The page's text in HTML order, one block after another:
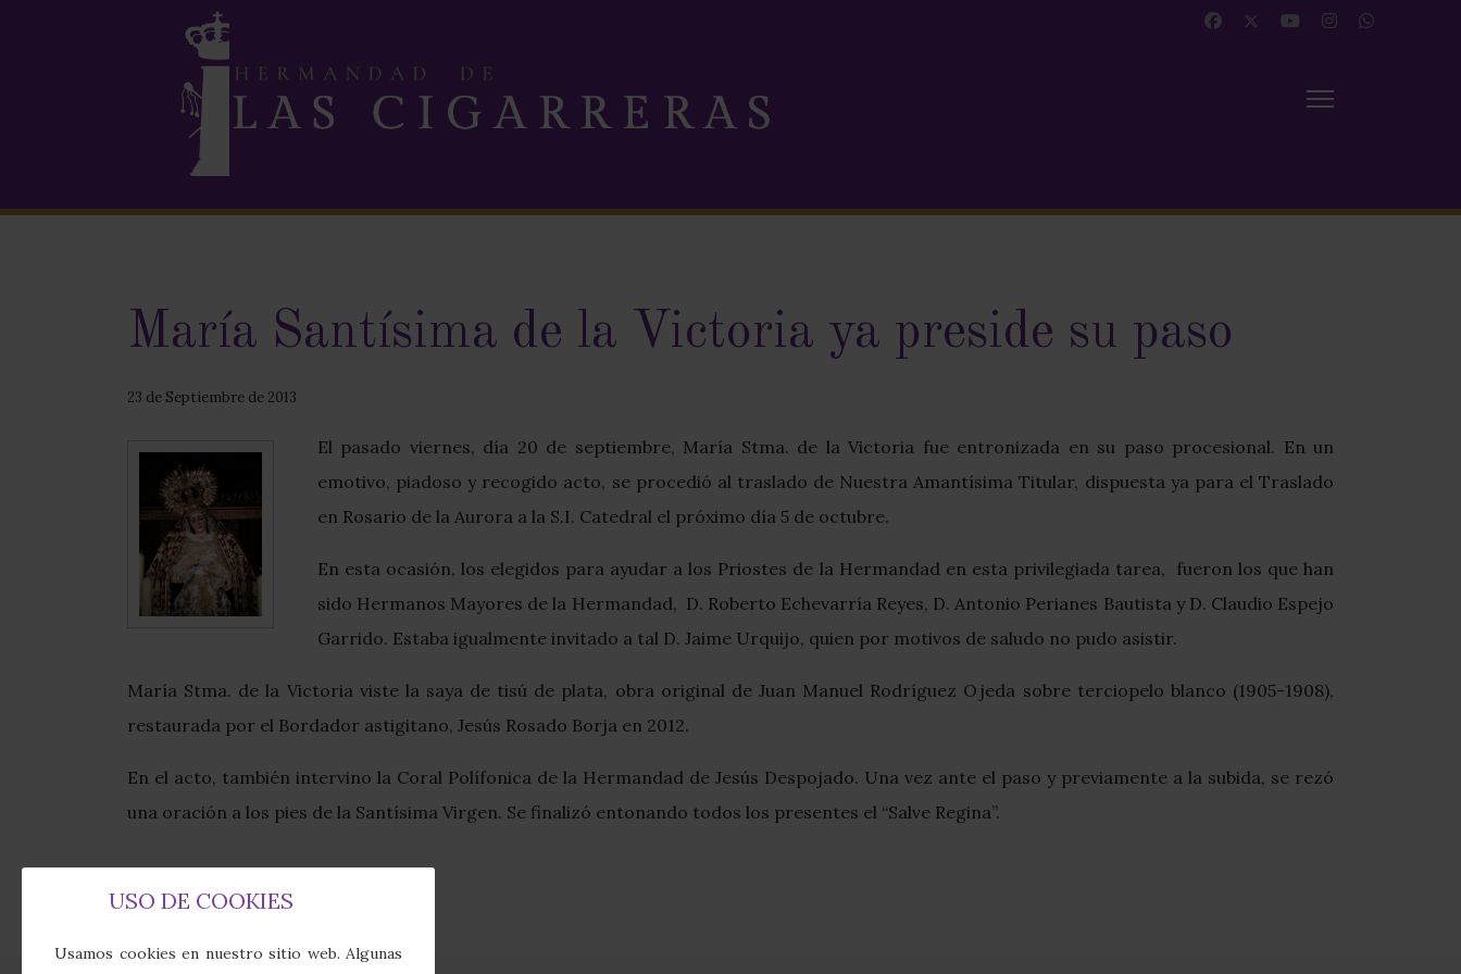
María Santísima de la Victoria ya preside su paso
23 de Septiembre de 2013
El pasado viernes, día 20 de septiembre, María Stma. de la Victoria fue entronizada en su paso procesional. En un
emotivo, piadoso y recogido acto, se procedió al traslado de Nuestra Amantísima Titular, dispuesta ya para el Traslado
en Rosario de la Aurora a la S.I. Catedral el próximo día 5 de octubre.
En esta ocasión, los elegidos para ayudar a los Priostes de la Hermandad en esta privilegiada tarea, fueron los que han
sido Hermanos Mayores de la Hermandad, D. Roberto Echevarría Reyes, D. Antonio Perianes Bautista y D. Claudio Espejo
Garrido. Estaba igualmente invitado a tal D. Jaime Urquijo, quien por motivos de saludo no pudo asistir.
María Stma. de la Victoria viste la saya de tisú de plata, obra original de Juan Manuel Rodríguez Ojeda sobre terciopelo blanco (1905-1908),
restaurada por el Bordador astigitano, Jesús Rosado Borja en 2012.
En el acto, también intervino la Coral Polífonica de la Hermandad de Jesús Despojado. Una vez ante el paso y previamente a la subida, se rezó
una oración a los pies de la Santísima Virgen. Se finalizó entonando todos los presentes el “Salve Regina”.
USO DE COOKIES
Usamos cookies en nuestro sitio web. Algunas